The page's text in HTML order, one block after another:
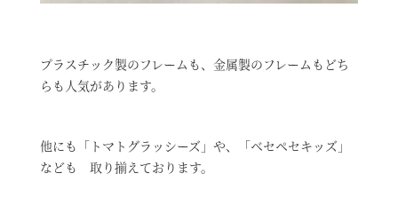
プラスチック製のフレームも、金属製のフレームもどち
らも人気があります。
他にも「トマトグラッシーズ」や、「ベセペセキッズ」
なども 取り揃えております。